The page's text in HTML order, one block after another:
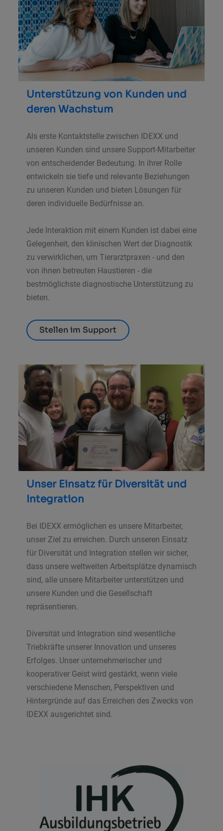
Unterstützung von Kunden und
deren Wachstum
Als erste Kontaktstelle zwischen IDEXX und
unseren Kunden sind unsere Support-Mitarbeiter
von entscheidender Bedeutung. In ihrer Rolle
entwickeln sie tiefe und relevante Beziehungen
zu unseren Kunden und bieten Lösungen für
deren individuelle Bedürfnisse an.
Jede Interaktion mit einem Kunden ist dabei eine
Gelegenheit, den klinischen Wert der Diagnostik
zu verwirklichen, um Tierarztpraxen - und den
von ihnen betreuten Haustieren - die
bestmöglichste diagnostische Unterstützung zu
bieten.
Stellen im Support
Unser Einsatz für Diversität und
Integration
Bei IDEXX ermöglichen es unsere Mitarbeiter,
unser Ziel zu erreichen. Durch unseren Einsatz
für Diversität und Integration stellen wir sicher,
dass unsere weltweiten Arbeitsplätze dynamisch
sind, alle unsere Mitarbeiter unterstützen und
unsere Kunden und die Gesellschaft
repräsentieren.
Diversität und Integration sind wesentliche
Triebkräfte unserer Innovation und unseres
Erfolges. Unser unternehmerischer und
kooperativer Geist wird gestärkt, wenn viele
verschiedene Menschen, Perspektiven und
Hintergründe auf das Erreichen des Zwecks von
IDEXX ausgerichtet sind.